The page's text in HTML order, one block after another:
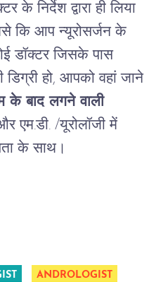
के निर्देश द्वारा ही लिया
कि आप न्यूरोसर्जन के
डॉक्टर जिसके पास
डिग्री हो, आपको वहां जाने
के बाद लगने वाली
एम.डी. /यूरोलॉजी में
के साथ।
ANDROLOGIST